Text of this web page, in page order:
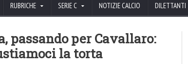
RUBRICHE SERIE C NOTIZIE CALCIO DILETTANTI
passando per Cavallaro:
la torta